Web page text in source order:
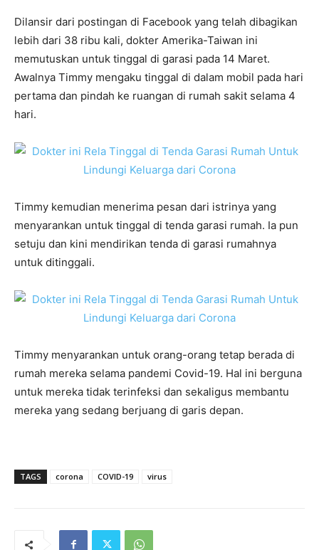
Dilansir dari postingan di Facebook yang telah dibagikan
lebih dari 38 ribu kali, dokter Amerika-Taiwan ini
memutuskan untuk tinggal di garasi pada 14 Maret.
Awalnya Timmy mengaku tinggal di dalam mobil pada hari
pertama dan pindah ke ruangan di rumah sakit selama 4
hari.
Timmy kemudian menerima pesan dari istrinya yang
menyarankan untuk tinggal di tenda garasi rumah. Ia pun
setuju dan kini mendirikan tenda di garasi rumahnya
untuk ditinggali.
Timmy menyarankan untuk orang-orang tetap berada di
rumah mereka selama pandemi Covid-19. Hal ini berguna
untuk mereka tidak terinfeksi dan sekaligus membantu
mereka yang sedang berjuang di garis depan.
TAGS corona COVID-19 virus